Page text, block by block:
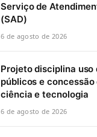
Serviço de
(SAD)
6 de agosto de 2026
Projeto disciplina uso
públicos e concessão
ciência e tecnologia
6 de agosto de 2026